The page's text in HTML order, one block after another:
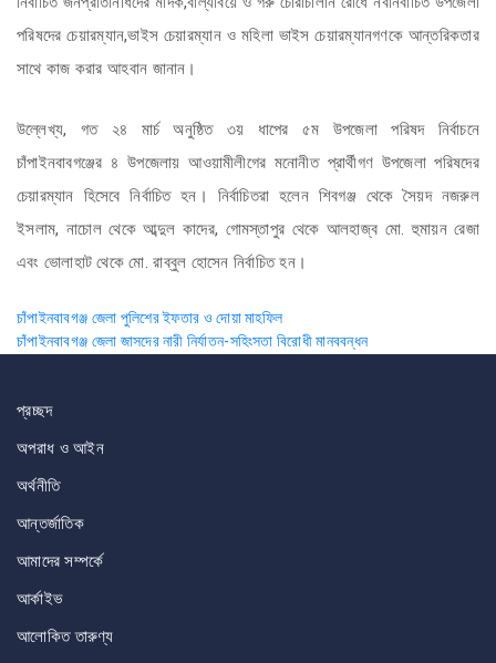
পরিষদের চেয়ারম্যান,ভাইস চেয়ারম্যান ও মহিলা ভাইস চেয়ারম্যানগণকে আন্তরিকতার
সাথে কাজ করার আহবান জানান।
উল্লেখ্য, গত ২৪ মার্চ অনুষ্ঠিত ৩য় ধাপের ৫ম উপজেলা পরিষদ নির্বাচনে
চাঁপাইনবাবগঞ্জের ৪ উপজেলায় আওয়ামীলীগের মনোনীত প্রার্থীগণ উপজেলা পরিষদের
চেয়ারম্যান হিসেবে নির্বাচিত হন। নির্বাচিতরা হলেন শিবগঞ্জ থেকে সৈয়দ নজরুল
ইসলাম, নাচোল থেকে আব্দুল কাদের, গোমস্তাপুর থেকে আলহাজ্ব মো. হুমায়ন রেজা
এবং ভোলাহাট থেকে মো. রাব্বুল হোসেন নির্বাচিত হন।
Post
navigation
চাঁপাইনবাবগঞ্জ জেলা পুলিশের ইফতার ও দোয়া মাহফিল
চাঁপাইনবাবগঞ্জ জেলা জাসদের নারী নির্যাতন-সহিংসতা বিরোধী মানববন্ধন
প্রচ্ছদ
অপরাধ ও আইন
অর্থনীতি
আন্তর্জাতিক
আমাদের সম্পর্কে
আর্কাইভ
আলোকিত তারুণ্য